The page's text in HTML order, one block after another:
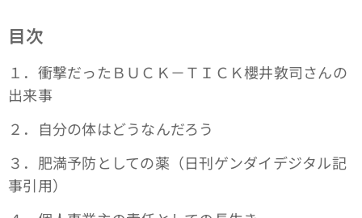
目次
１．衝撃だったＢＵＣＫ－ＴＩＣＫ櫻井敦司さんの
出来事
２．自分の体はどうなんだろう
３．肥満予防としての薬（日刊ゲンダイデジタル記
事引用）